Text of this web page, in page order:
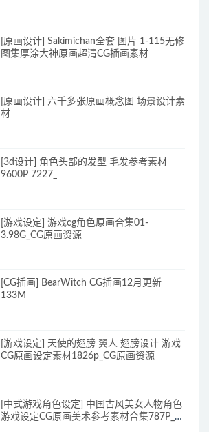
[原画设计] Sakimichan全套 图片 1-115无修
图集厚涂大神原画超清CG插画素材
[原画设计] 六千多张原画概念图 场景设计素
材
[3d设计] 角色头部的发型 毛发参考素材
9600P 7227_
[游戏设定] 游戏cg角色原画合集01-
3.98G_CG原画资源
[CG插画] BearWitch CG插画12月更新
133M
[游戏设定] 天使的翅膀 翼人 翅膀设计 游戏
CG原画设定素材1826p_CG原画资源
[中式游戏角色设定] 中国古风美女人物角色
游戏设定CG原画美术参考素材合集787P_原